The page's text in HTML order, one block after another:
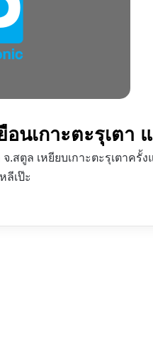
นเกาะตะรุเตา
.สตูล เหยียบเกาะตะรุเตาครั้
ลีเป๊ะ